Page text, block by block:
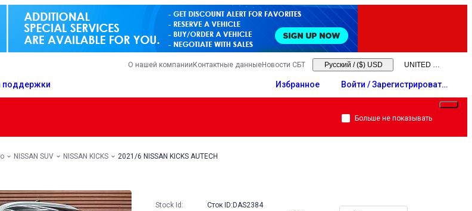
поддержки
О нашей компанииКонтактные данныеНовости СБТ Русский / ($) USD
Избранное
Войти / Зарегистрировать
ся
Больше не показывать
NISSAN SUV NISSAN KICKS 2021/6 NISSAN KICKS AUTECH
Stock Id: Сток ID: DAS2384